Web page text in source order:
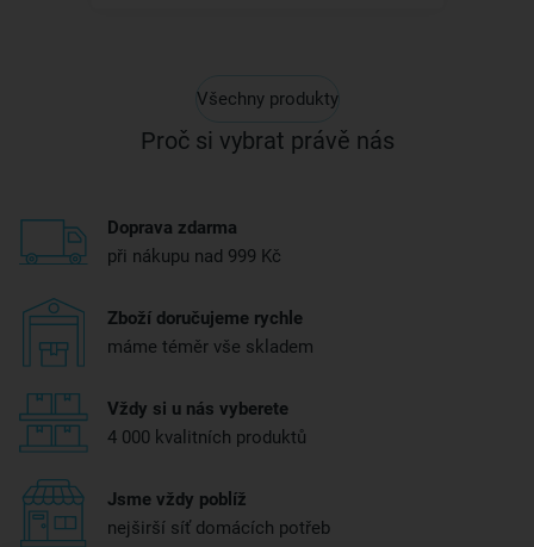
Všechny produkty
Proč si vybrat právě nás
Doprava zdarma
při nákupu nad 999 Kč
Zboží doručujeme rychle
máme téměr vše skladem
Vždy si u nás vyberete
4 000 kvalitních produktů
Jsme vždy poblíž
nejširší síť domácích potřeb